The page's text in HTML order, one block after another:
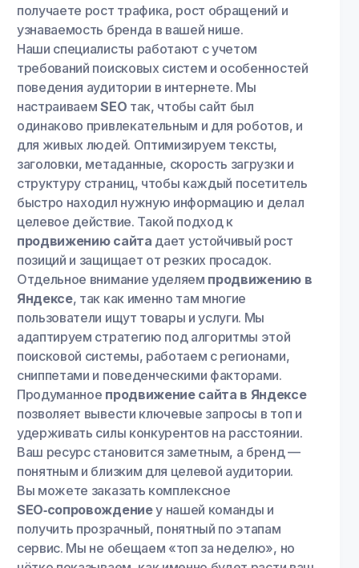
получаете рост трафика, рост обращений и
узнаваемость бренда в вашей нише.
Наши специалисты работают с учетом
требований поисковых систем и особенностей
поведения аудитории в интернете. Мы
настраиваемSEO так, чтобы сайт был
одинаково привлекательным и для роботов, и
для живых людей. Оптимизируем тексты,
заголовки, метаданные, скорость загрузки и
структуру страниц, чтобы каждый посетитель
быстро находил нужную информацию и делал
целевое действие. Такой подход к
продвижению сайта дает устойчивый рост
позиций и защищает от резких просадок.
Отдельное внимание уделяем продвижению в
Яндексе, так как именно там многие
пользователи ищут товары и услуги. Мы
адаптируем стратегию под алгоритмы этой
поисковой системы, работаем с регионами,
сниппетами и поведенческими факторами.
Продуманное продвижение сайта в Яндексе
позволяет вывести ключевые запросы в топ и
удерживать силы конкурентов на расстоянии.
Ваш ресурс становится заметным, а бренд —
понятным и близким для целевой аудитории.
Вы можете заказать комплексное
SEO‑сопровождениеу нашей команды и
получить прозрачный, понятный по этапам
сервис. Мы не обещаем «топ за неделю», но